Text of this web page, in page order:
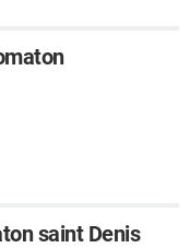
saint Denis